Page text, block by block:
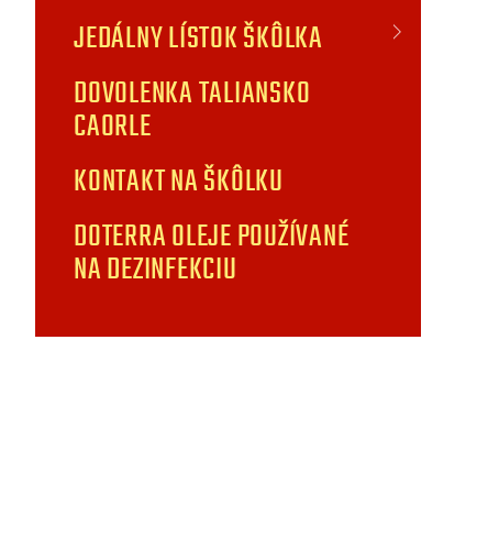
JEDÁLNY LÍSTOK ŠKÔLKA
DOVOLENKA TALIANSKO
CAORLE
KONTAKT NA ŠKÔLKU
DOTERRA OLEJE POUŽÍVANÉ
NA DEZINFEKCIU